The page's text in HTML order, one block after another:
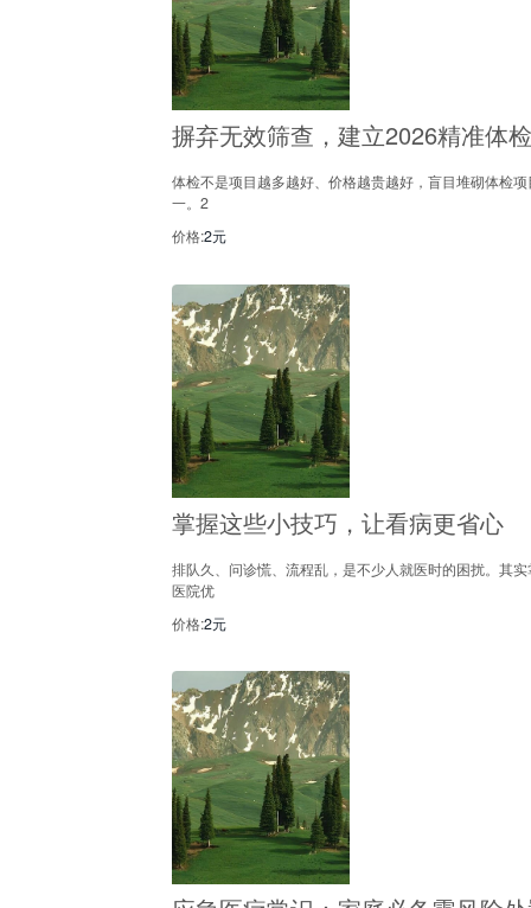
摒弃无效筛查，建立2026精准体
体检不是项目越多越好、价格越贵越好，盲目堆砌体检
一。2
价格:2元
掌握这些小技巧，让看病更省心
排队久、问诊慌、流程乱，是不少人就医时的困扰。其
医院优
价格:2元